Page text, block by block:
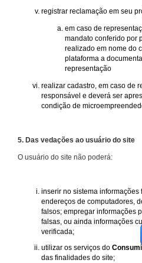
registrar reclamação em seu
em caso de
mandato conferido por
realizado em nome do
plataforma a
representação
realizar cadastro, em caso de
responsável e deverá ser
condição de
5. Das vedações ao usuário do site
O usuário do site não poderá:
inserir no sistema informações
endereços de computadores,
falsos; empregar informações
falsas, ou ainda informações
verificada;
utilizar os serviços do
das finalidades do site;